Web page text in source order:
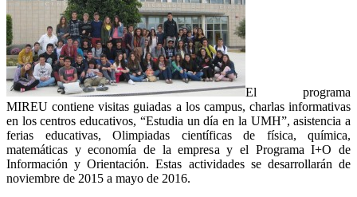
El programa
MIREU contiene visitas guiadas a los campus, charlas informativas
en los centros educativos, “Estudia un día en la UMH”, asistencia a
ferias educativas, Olimpiadas científicas de física, química,
matemáticas y economía de la empresa y el Programa I+O de
Información y Orientación. Estas actividades se desarrollarán de
noviembre de 2015 a mayo de 2016.